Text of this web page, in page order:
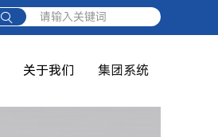
请输入关键词
关于我们 集团系统